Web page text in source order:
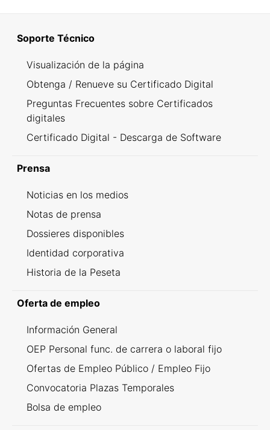
Soporte Técnico
Visualización de la página
Obtenga / Renueve su Certificado Digital
Preguntas Frecuentes sobre Certificados
digitales
Certificado Digital - Descarga de Software
Prensa
Noticias en los medios
Notas de prensa
Dossieres disponibles
Identidad corporativa
Historia de la Peseta
Oferta de empleo
Información General
OEP Personal func. de carrera o laboral fijo
Ofertas de Empleo Público / Empleo Fijo
Convocatoria Plazas Temporales
Bolsa de empleo